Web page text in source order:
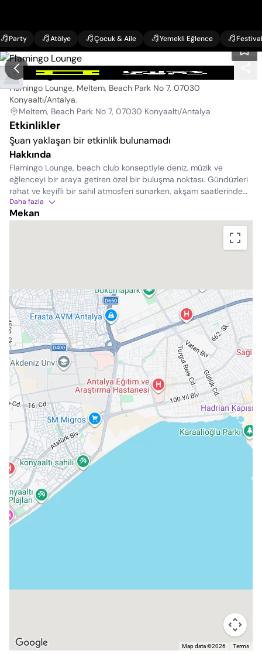
Party Atölye Çocuk & Aile Yemekli Eğlence Festival
Flamingo Lounge
Flamingo Lounge, Meltem, Beach Park No 7, 07030
Konyaaltı/Antalya.
Meltem, Beach Park No 7, 07030 Konyaaltı/Antalya
Etkinlikler
Şuan yaklaşan bir etkinlik bulunamadı
Hakkında
Flamingo Lounge, beach club konseptiyle deniz, müzik ve
eğlenceyi bir araya getiren özel bir buluşma noktası. Gündüzleri
rahat ve keyifli bir sahil atmosferi sunarken, akşam saatlerinde
konserler, DJ performansları ve çeşitli etkinliklerle enerjinize
enerji katar.
Daha fazla
Mekan
Map data ©2026 Terms